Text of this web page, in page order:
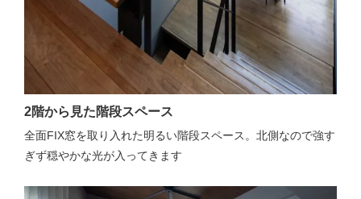
2階から見た階段スペース
全面FIX窓を取り入れた明るい階段スペース。北側なので強す
ぎず穏やかな光が入ってきます